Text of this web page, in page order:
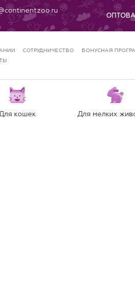
СОТРУДНИЧЕСТВО БОНУСНАЯ
Для кошек Для мелких